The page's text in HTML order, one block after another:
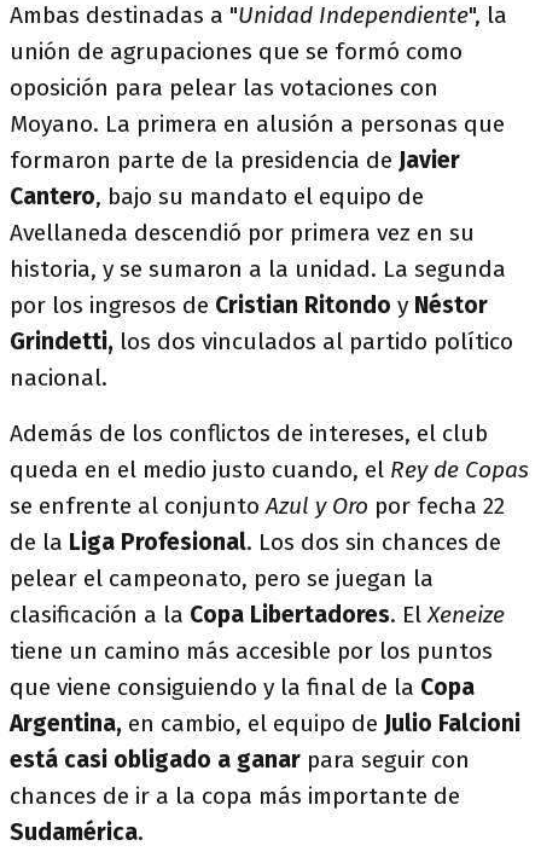
Ambas destinadas a "Unidad Independiente", la
unión de agrupaciones que se formó como
oposición para pelear las votaciones con
Moyano. La primera en alusión a personas que
formaron parte de la presidencia de Javier
Cantero, bajo su mandato el equipo de
Avellaneda descendió por primera vez en su
historia, y se sumaron a la unidad. La segunda
por los ingresos de Cristian Ritondo y Néstor
Grindetti, los dos vinculados al partido político
nacional.
Además de los conflictos de intereses, el club
queda en el medio justo cuando, el Rey de Copas
se enfrente al conjuntoAzul y Oro por fecha 22
de la Liga Profesional. Los dos sin chances de
pelear el campeonato, pero se juegan la
clasificación a la Copa Libertadores. ElXeneize
tiene un camino más accesible por los puntos
que viene consiguiendo y la final de la Copa
Argentina, en cambio, el equipo de Julio Falcioni
está casi obligado a ganar para seguir con
chances de ir a la copa más importante de
Sudamérica.